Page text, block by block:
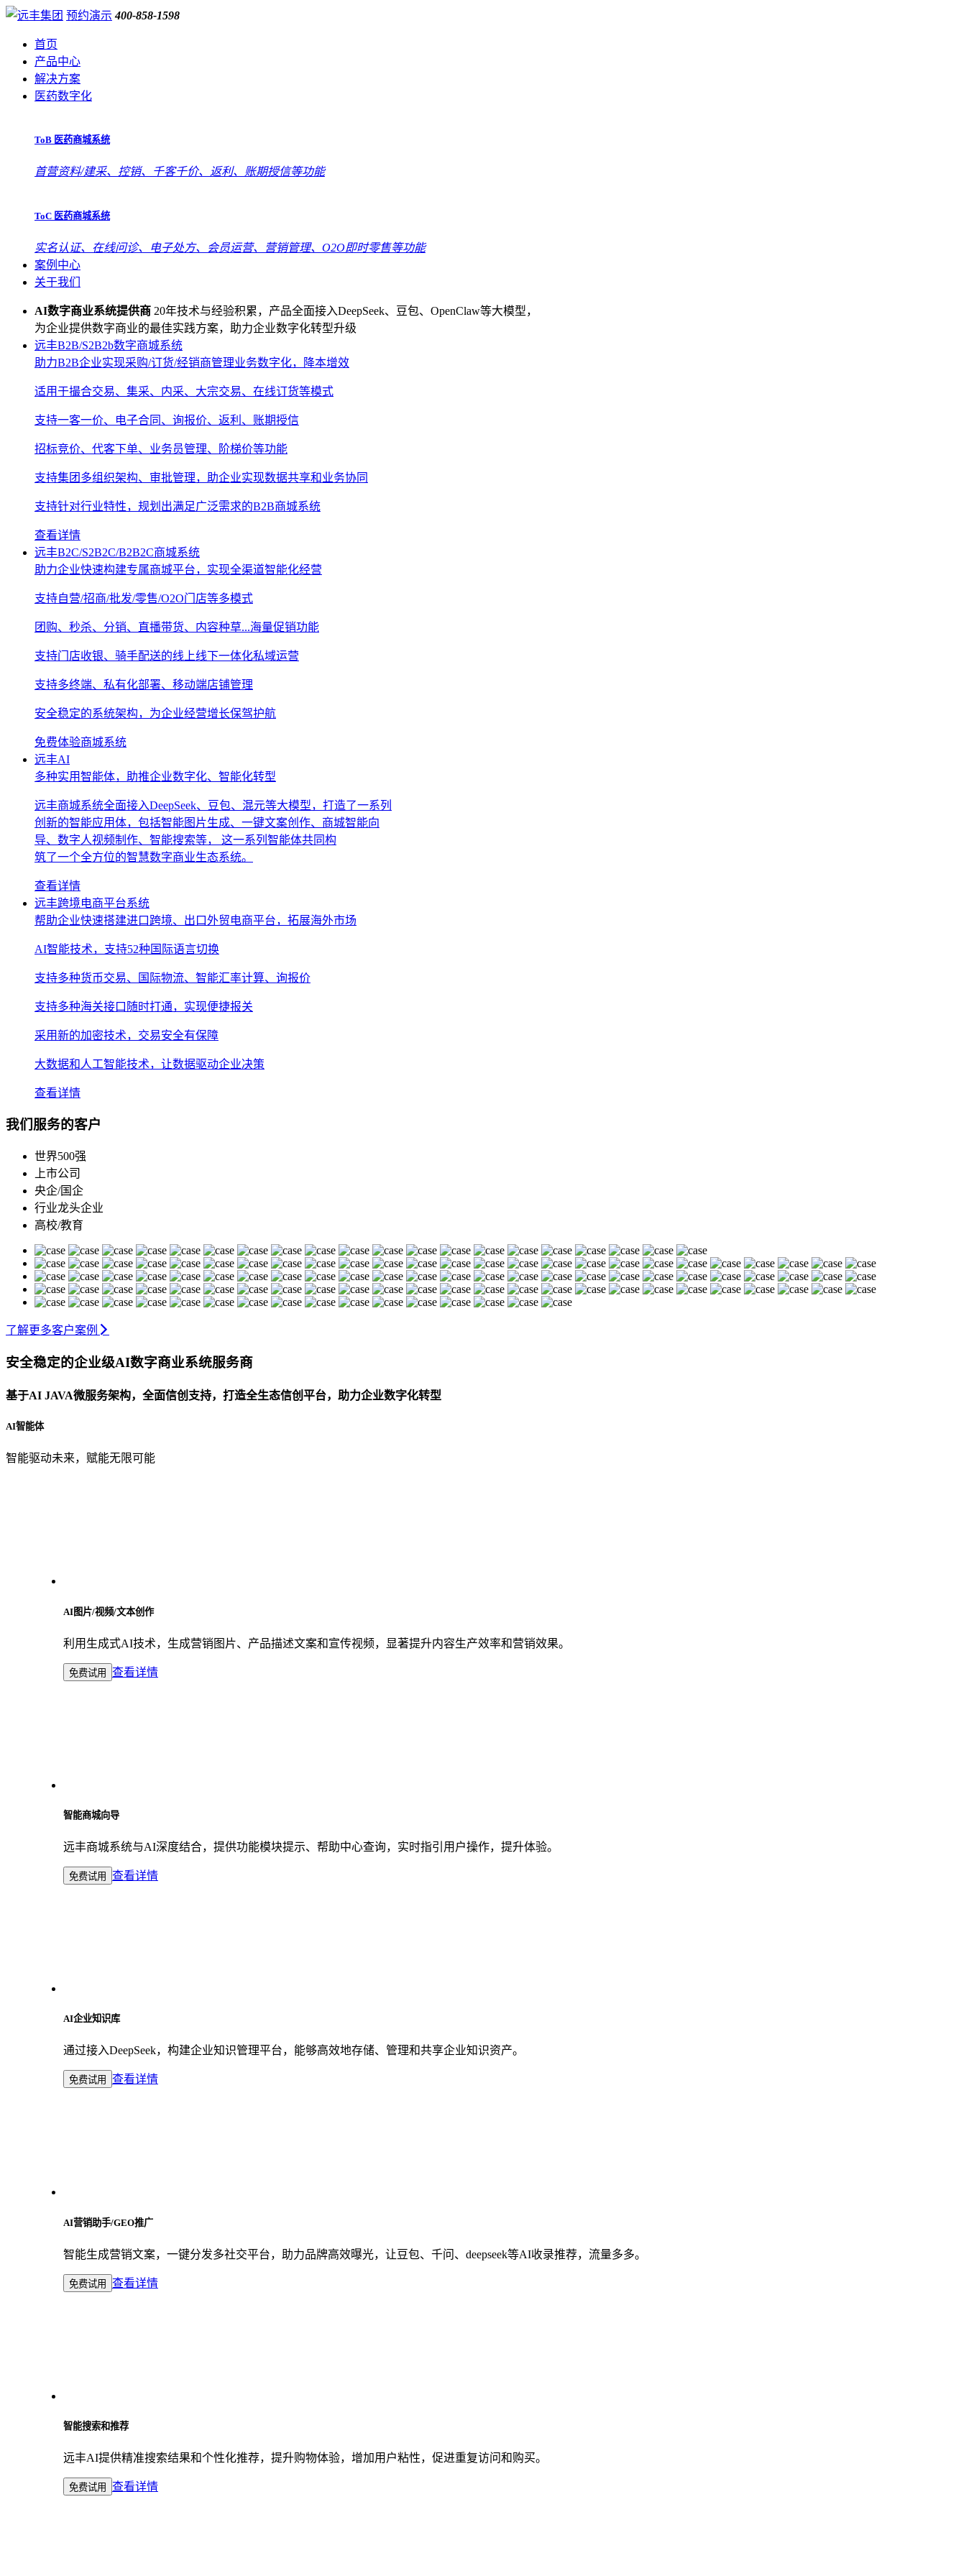
预约演示 400-858-1598
首页
产品中心
解决方案
医药数字化
ToB 医药商城系统
首营资料/建采、控销、千客千价、返利、账期授信等功能
ToC 医药商城系统
实名认证、在线问诊、电子处方、会员运营、营销管理、O2O即时零售等功能
案例中心
关于我们
AI数字商业系统提供商 20年技术与经验积累，产品全面接入DeepSeek、豆包、OpenClaw等大模型，
为企业提供数字商业的最佳实践方案，助力企业数字化转型升级
远丰B2B/S2B2b数字商城系统
助力B2B企业实现采购/订货/经销商管理业务数字化，降本增效
适用于撮合交易、集采、内采、大宗交易、在线订货等模式
支持一客一价、电子合同、询报价、返利、账期授信
招标竞价、代客下单、业务员管理、阶梯价等功能
支持集团多组织架构、审批管理，助企业实现数据共享和业务协同
支持针对行业特性，规划出满足广泛需求的B2B商城系统
查看详情
远丰B2C/S2B2C/B2B2C商城系统
助力企业快速构建专属商城平台，实现全渠道智能化经营
支持自营/招商/批发/零售/O2O门店等多模式
团购、秒杀、分销、直播带货、内容种草...海量促销功能
支持门店收银、骑手配送的线上线下一体化私域运营
支持多终端、私有化部署、移动端店铺管理
安全稳定的系统架构，为企业经营增长保驾护航
免费体验商城系统
远丰AI
多种实用智能体，助推企业数字化、智能化转型
远丰商城系统全面接入DeepSeek、豆包、混元等大模型，打造了一系列
创新的智能应用体，包括智能图片生成、一键文案创作、商城智能向
导、数字人视频制作、智能搜索等， 这一系列智能体共同构
筑了一个全方位的智慧数字商业生态系统。
查看详情
远丰跨境电商平台系统
帮助企业快速搭建进口跨境、出口外贸电商平台，拓展海外市场
AI智能技术，支持52种国际语言切换
支持多种货币交易、国际物流、智能汇率计算、询报价
支持多种海关接口随时打通，实现便捷报关
采用新的加密技术，交易安全有保障
大数据和人工智能技术，让数据驱动企业决策
查看详情
我们服务的客户
世界500强
上市公司
央企/国企
行业龙头企业
高校/教育
了解更多客户案例
安全稳定的企业级AI数字商业系统服务商
基于AI JAVA微服务架构，全面信创支持，打造全生态信创平台，助力企业数字化转型
AI智能体
智能驱动未来，赋能无限可能
AI图片/视频/文本创作
利用生成式AI技术，生成营销图片、产品描述文案和宣传视频，显著提升内容生产效率和营销效果。
免费试用 查看详情
智能商城向导
远丰商城系统与AI深度结合，提供功能模块提示、帮助中心查询，实时指引用户操作，提升体验。
免费试用 查看详情
AI企业知识库
通过接入DeepSeek，构建企业知识管理平台，能够高效地存储、管理和共享企业知识资产。
免费试用 查看详情
AI营销助手/GEO推广
智能生成营销文案，一键分发多社交平台，助力品牌高效曝光，让豆包、千问、deepseek等AI收录推荐，流量多多。
免费试用 查看详情
智能搜索和推荐
远丰AI提供精准搜索结果和个性化推荐，提升购物体验，增加用户粘性，促进重复访问和购买。
免费试用 查看详情